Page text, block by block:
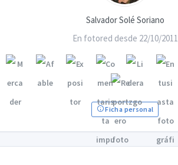
Salvador Solé Soriano
En fotored desde 22/10/2011
Ficha personal